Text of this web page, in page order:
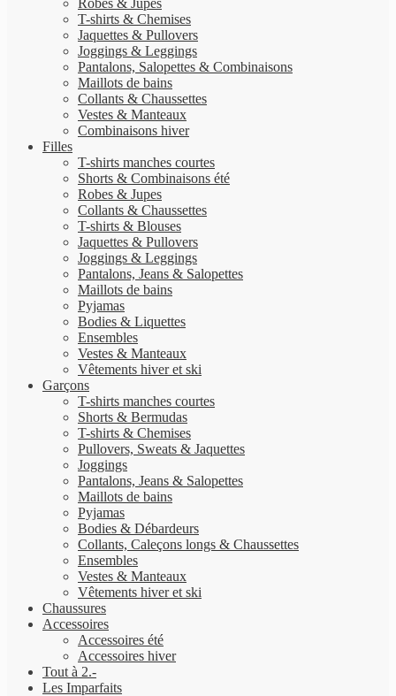
Robes & Jupes
T-shirts & Chemises
Jaquettes & Pullovers
Joggings & Leggings
Pantalons, Salopettes & Combinaisons
Maillots de bains
Collants & Chaussettes
Vestes & Manteaux
Combinaisons hiver
Filles
T-shirts manches courtes
Shorts & Combinaisons été
Robes & Jupes
Collants & Chaussettes
T-shirts & Blouses
Jaquettes & Pullovers
Joggings & Leggings
Pantalons, Jeans & Salopettes
Maillots de bains
Pyjamas
Bodies & Liquettes
Ensembles
Vestes & Manteaux
Vêtements hiver et ski
Garçons
T-shirts manches courtes
Shorts & Bermudas
T-shirts & Chemises
Pullovers, Sweats & Jaquettes
Joggings
Pantalons, Jeans & Salopettes
Maillots de bains
Pyjamas
Bodies & Débardeurs
Collants, Caleçons longs & Chaussettes
Ensembles
Vestes & Manteaux
Vêtements hiver et ski
Chaussures
Accessoires
Accessoires été
Accessoires hiver
Tout à 2.-
Les Imparfaits